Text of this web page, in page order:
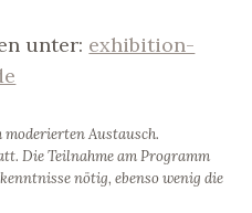
unter: exhibition-
moderierten Austausch.
Die Teilnahme am Programm
nötig, ebenso wenig die